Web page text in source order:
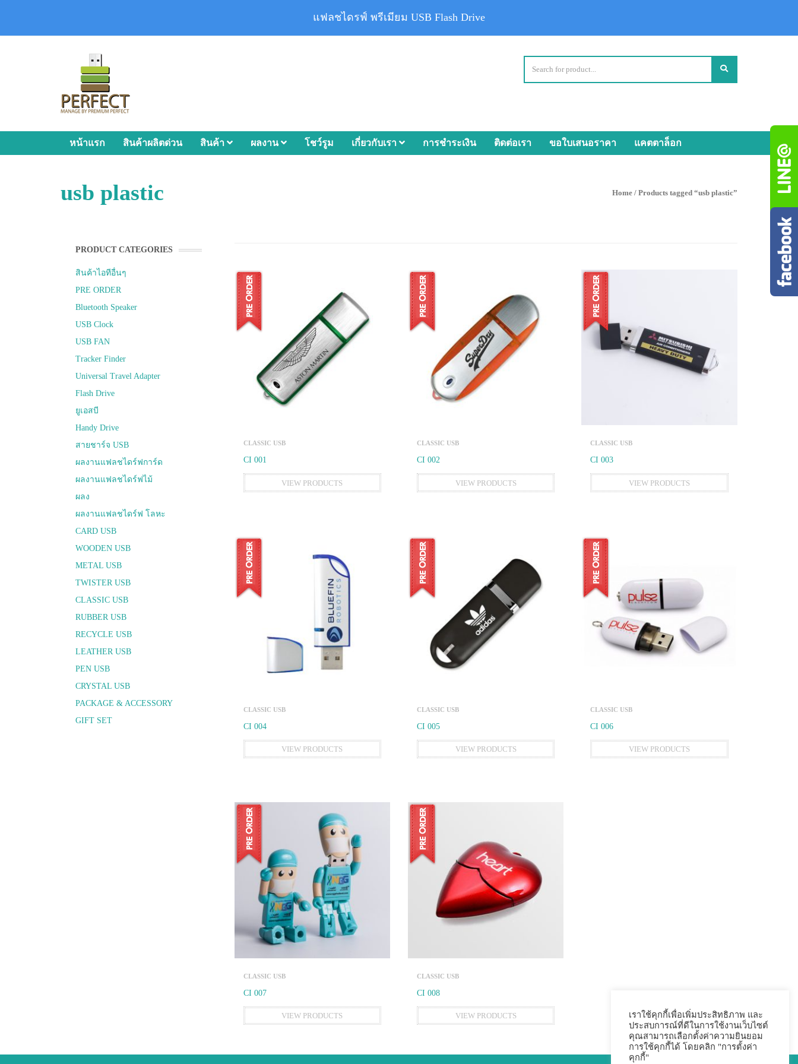
หน้าแรก สินค้าผลิตด่วน สินค้า ผลงาน โชว์รูม เกี่ยวกับเรา การชำระเงิน ติดต่อเรา ขอใบเสนอราคา แคตตาล็อก
usb plastic Home / Products tagged “usb plastic”
PRODUCT CATEGORIES
สินค้าไอทีอื่นๆ
PRE ORDER
Bluetooth Speaker
USB Clock
USB FAN
Tracker Finder
Universal Travel Adapter
Flash Drive
ยูเอสบี
Handy Drive
สายชาร์จ USB
ผลงานแฟลชไดร์ฟการ์ด
ผลงานแฟลชไดร์ฟไม้
ผลง
ผลงานแฟลชไดร์ฟ โลหะ
CARD USB
WOODEN USB
METAL USB
TWISTER USB
CLASSIC USB
RUBBER USB
RECYCLE USB
LEATHER USB
PEN USB
CRYSTAL USB
PACKAGE & ACCESSORY
GIFT SET
CLASSIC USB
CI 001
VIEW PRODUCTS
CLASSIC USB
CI 002
VIEW PRODUCTS
CLASSIC USB
CI 003
VIEW PRODUCTS
CLASSIC USB
CI 004
VIEW PRODUCTS
CLASSIC USB
CI 005
VIEW PRODUCTS
CLASSIC USB
CI 006
VIEW PRODUCTS
CLASSIC USB
CI 007
VIEW PRODUCTS
CLASSIC USB
CI 008
VIEW PRODUCTS
เราใช้คุกกี้เพื่อเพิ่มประสิทธิภาพ และ
ประสบการณ์ที่ดีในการใช้งานเว็บไซต์
คุณสามารถเลือกตั้งค่าความยินยอม
การใช้คุกกี้ได้ โดยคลิก "การตั้งค่า
คุกกี้"
แฟลชไดรฟ์ พรีเมียม USB Flash Drive